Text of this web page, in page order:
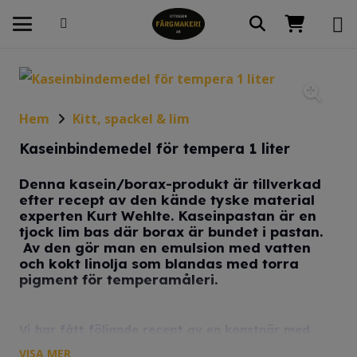
Hem
Kitt, spackel & lim
Kaseinbindemedel för tempera 1 liter
Denna kasein/borax-produkt är tillverkad
efter recept av den kände tyske material
experten Kurt Wehlte. Kaseinpastan är en
tjock lim bas där borax är bundet i pastan.
Av den gör man en emulsion med vatten
och kokt linolja som blandas med torra
pigment för temperamåleri.
VISA MER